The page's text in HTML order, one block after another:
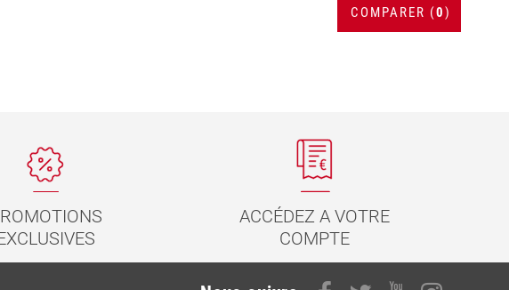
COMPARER (0)
ACCÉDEZ A VOTRE
COMPTE